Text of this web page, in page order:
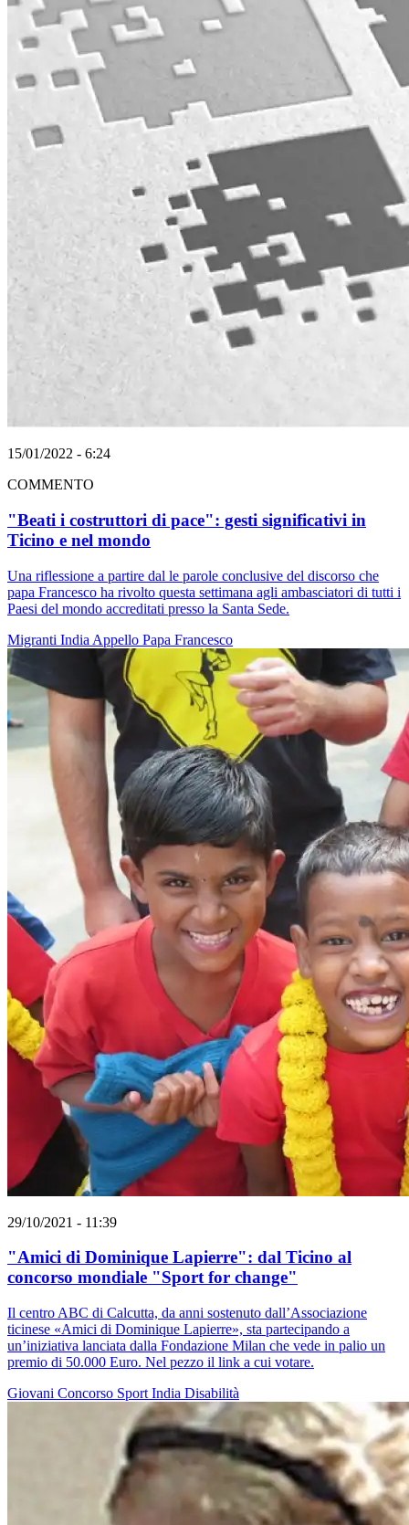
15/01/2022 - 6:24
COMMENTO
"Beati i costruttori di pace": gesti significativi in
Ticino e nel mondo
Una riflessione a partire dal le parole conclusive del discorso che
papa Francesco ha rivolto questa settimana agli ambasciatori di tutti i
Paesi del mondo accreditati presso la Santa Sede.
Migranti India Appello Papa Francesco
29/10/2021 - 11:39
"Amici di Dominique Lapierre": dal Ticino al
concorso mondiale "Sport for change"
Il centro ABC di Calcutta, da anni sostenuto dall’Associazione
ticinese «Amici di Dominique Lapierre», sta partecipando a
un’iniziativa lanciata dalla Fondazione Milan che vede in palio un
premio di 50.000 Euro. Nel pezzo il link a cui votare.
Giovani Concorso Sport India Disabilità